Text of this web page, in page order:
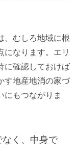
、むしろ地域に根
になります。エリ
に確認しておけば
す地産地消の家づ
にもつながりま
なく、中身で